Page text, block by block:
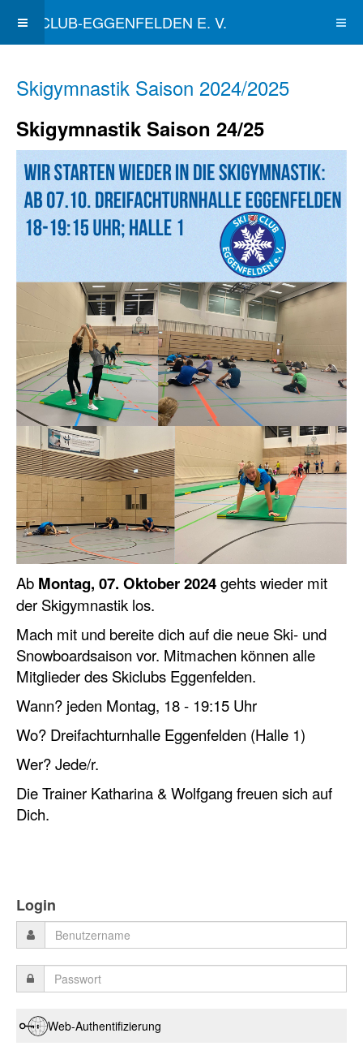
SKICLUB-EGGENFELDEN E. V.
Skigymnastik Saison 2024/2025
Skigymnastik Saison 24/25
Ab Montag, 07. Oktober 2024gehts wieder mit
der Skigymnastik los.
Mach mit und bereite dich auf die neue Ski- und
Snowboardsaison vor. Mitmachen können alle
Mitglieder des Skiclubs Eggenfelden.
Wann? jeden Montag, 18 - 19:15 Uhr
Wo? Dreifachturnhalle Eggenfelden (Halle 1)
Wer? Jede/r.
Die Trainer Katharina & Wolfgang freuen sich auf
Dich.
Login
Web-Authentifizierung